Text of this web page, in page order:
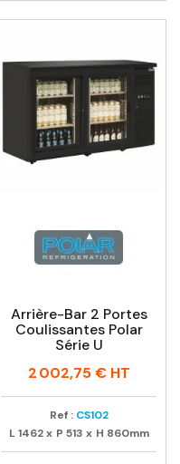
Arrière-Bar 2 Portes
Coulissantes Polar
Série U
Prix
2 002,75 €HT
Ref : CS102
L 1462 x P 513 x H 860mm